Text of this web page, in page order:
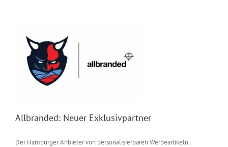
Allbranded: Neuer Exklusivpartner
Der Hamburger Anbieter von personalisierbaren Werbeartikeln,